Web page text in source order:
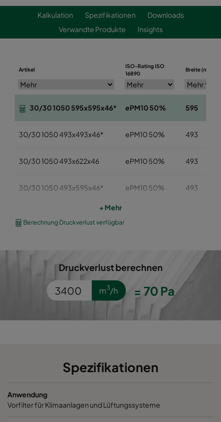
Kalkulation Spezifikationen
Downloads
Verwandte Produkte
Insights
Artikel
ISO-Rating ISO
16890
Breite (mm)
30/30 1050 595x595x46* ePM10 50% 595
30/30 1050 493x493x46* ePM10 50% 493
30/30 1050 493x622x46 ePM10 50% 493
30/30 1050 493x595x46* ePM10 50% 493
30/30 1050 289x595x46* ePM10 50% 289
30/30 1050 595x595x95* ePM10 50%
30/30 1050 493x493x95* ePM10 50% 493
30/30 1050 493x595x95* ePM10 50%
30/30 1050 393x622x95
+ Mehr
Berechnung Druckverlust verfügbar
Druckverlust berechnen
m3/h = 70 Pa
Spezifikationen
Anwendung
Vorfilter für Klimaanlagen und Lüftungssysteme